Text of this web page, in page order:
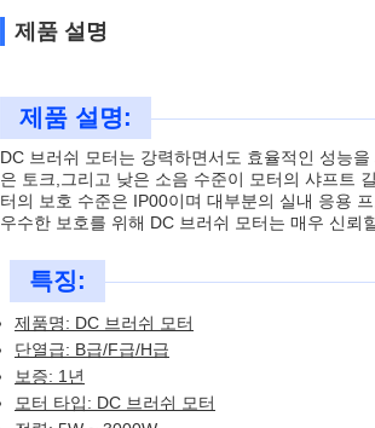
제품 설명
제품 설명:
DC 브러쉬 모터는 강력하면서도 효율적인 성능
은 토크,그리고 낮은 소음 수준이 모터의 샤프트
터의 보호 수준은 IP00이며 대부분의 실내 응용
우수한 보호를 위해 DC 브러쉬 모터는 매우 신뢰
특징:
제품명: DC 브러쉬 모터
단열급: B급/F급/H급
보증: 1년
모터 타입: DC 브러쉬 모터